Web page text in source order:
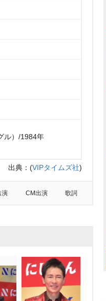
ル）/1984年
出典： (VIPタイムズ社)
演 CM出演 歌詞